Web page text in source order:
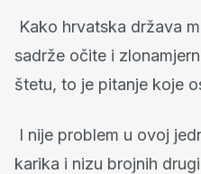
Kako hrvatska država
sadrže očite i
štetu, to je pitanje koje
I nije problem u ovoj
karika i nizu brojnih